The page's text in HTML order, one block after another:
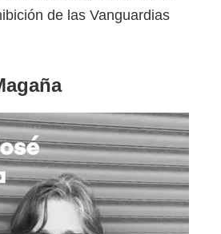
de las Vanguardias